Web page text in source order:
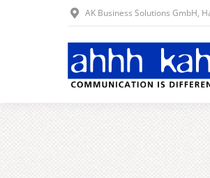
AK Business Solutions GmbH,